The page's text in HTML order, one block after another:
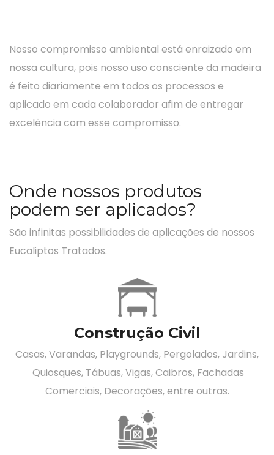
Nosso compromisso ambiental está enraizado em
nossa cultura, pois nosso uso consciente da madeira
é feito diariamente em todos os processos e
aplicado em cada colaborador afim de entregar
excelência com esse compromisso.
Onde nossos produtos
podem ser aplicados?
São infinitas possibilidades de aplicações de nossos
Eucaliptos Tratados.
Construção Civil
Casas, Varandas, Playgrounds, Pergolados, Jardins,
Quiosques, Tábuas, Vigas, Caibros, Fachadas
Comerciais, Decorações, entre outras.